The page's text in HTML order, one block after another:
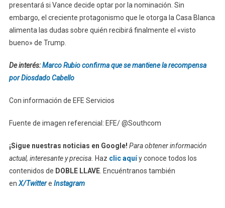
presentará si Vance decide optar por la nominación. Sin
embargo, el creciente protagonismo que le otorga la Casa Blanca
alimenta las dudas sobre quién recibirá finalmente el «visto
bueno» de Trump.
De interés:Marco Rubio confirma que se mantiene la recompensa
por Diosdado Cabello
Con información de EFE Servicios
Fuente de imagen referencial: EFE/ @Southcom
¡Sigue nuestras noticias en Google! Para obtener información
actual, interesante y precisa. Haz clic aquíy conoce todos los
contenidos de DOBLE LLAVE. Encuéntranos también
en X/Twittere Instagram